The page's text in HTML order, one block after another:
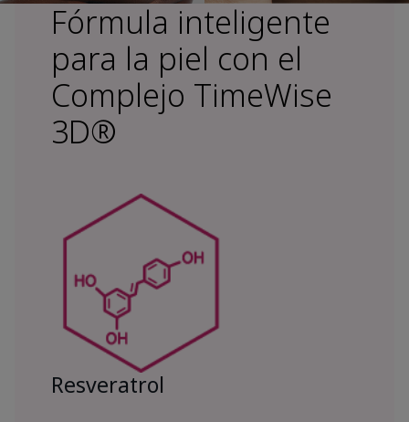
Fórmula inteligente
para la piel con el
Complejo TimeWise
3D®
Resveratrol